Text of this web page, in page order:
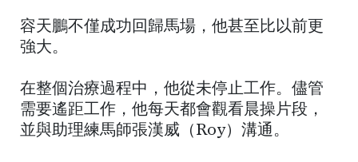
容天鵬不僅成功回歸馬場，他甚至比以前更
強大。
在整個治療過程中，他從未停止工作。儘管
需要遙距工作，他每天都會觀看晨操片段，
並與助理練馬師張漢威（Roy）溝通。